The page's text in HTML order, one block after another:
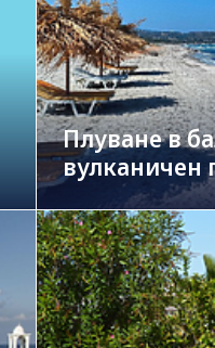
Плуване в
вулканичен